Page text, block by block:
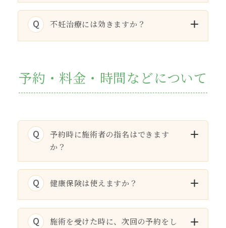
Q 不妊治療には効きますか？
予約・料金・時間などについて
Q
予約時に施術者の指名はできます
か？
Q 健康保険は使えますか？
Q
施術を受けた時に、次回の予約をし